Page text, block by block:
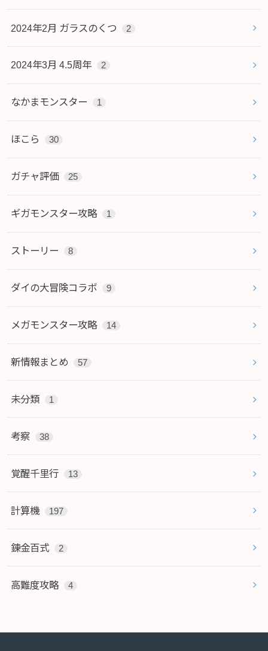
2024年2月 ガラスのくつ 2
2024年3月 4.5周年 2
なかまモンスター 1
ほこら 30
ガチャ評価 25
ギガモンスター攻略 1
ストーリー 8
ダイの大冒険コラボ 9
メガモンスター攻略 14
新情報まとめ 57
未分類 1
考察 38
覚醒千里行 13
計算機 197
錬金百式 2
高難度攻略 4